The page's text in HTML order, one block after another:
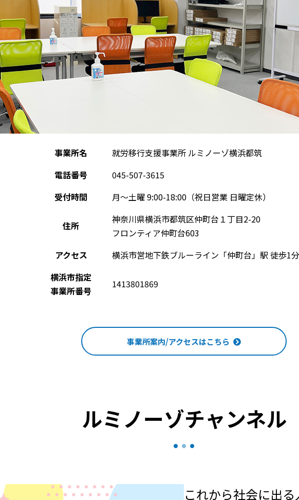
事業所名
就労移行支援事業所 ルミノーゾ横浜都筑
電話番号
045-507-3615
受付時間
月～土曜 9:00-18:00（祝日営業 日曜定休）
住所
神奈川県横浜市都筑区仲町台１丁目2-20
フロンティア仲町台603
アクセス
横浜市営地下鉄ブルーライン「仲町台」駅 徒歩1分
横浜市指定
事業所番号
1413801869
事業所案内/アクセスはこちら
ルミノーゾチャンネル
これから社会に出る